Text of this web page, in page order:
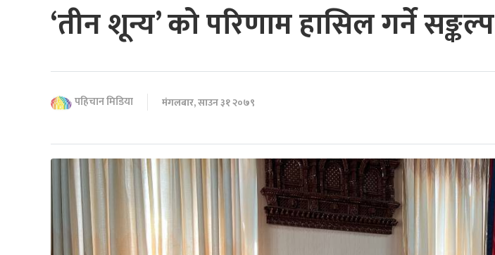
‘तीन शून्य’ को परिणाम हासिल गर्ने सङ्कल्प
पहिचान मिडिया मंगलबार, साउन ३१ २०७९